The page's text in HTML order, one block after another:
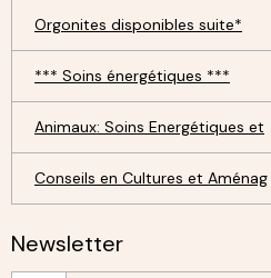
Orgonites disponibles suite*
*** Soins énergétiques ***
Animaux: Soins Energétiques et
Conseils en Cultures et Aménag
Newsletter